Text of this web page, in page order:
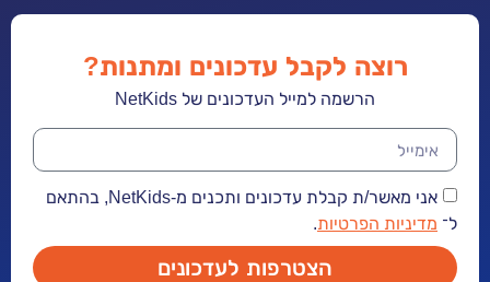
רוצה לקבל עדכונים ומתנות?
הרשמה למייל העדכונים של NetKids
אני מאשר/ת קבלת עדכונים ותכנים מ-NetKids, בהתאם
הפרטיות.
הצטרפות לעדכונים